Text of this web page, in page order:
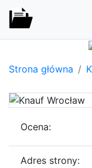
Strona główna
Ocena:
Adres strony: